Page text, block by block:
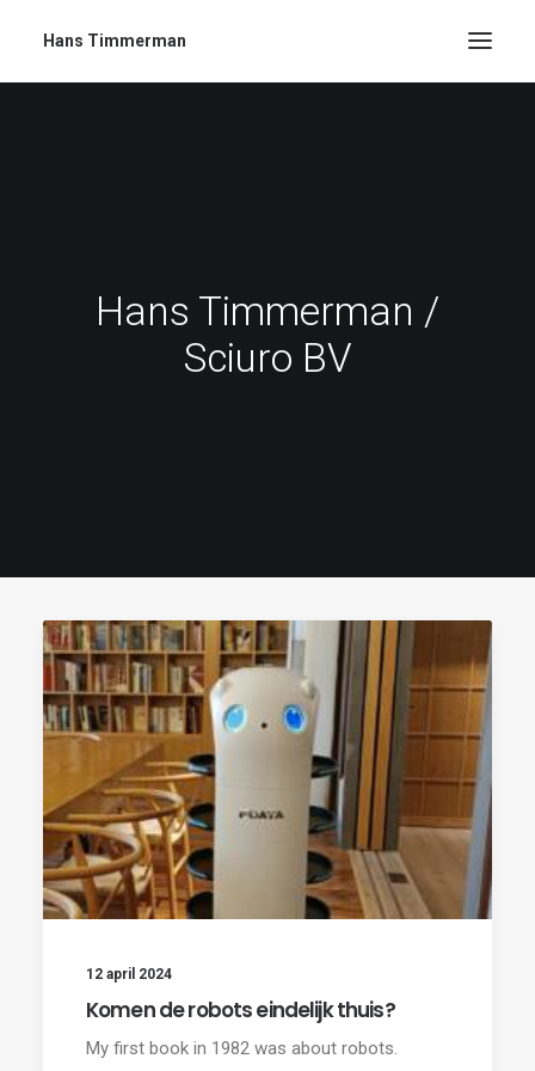
Hans Timmerman
Hans Timmerman /
Sciuro BV
12 april 2024
Komen de robots eindelijk thuis?
My first book in 1982 was about robots.